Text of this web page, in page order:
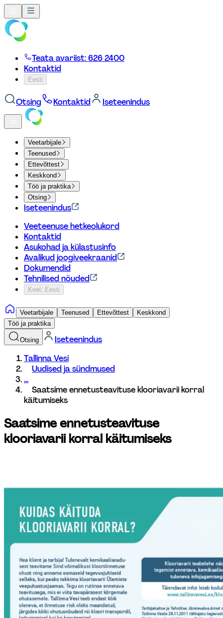
Teata avariist: 626 2400
Kontaktid
Eesti
Otsing Kontaktid Iseteenindus
Veetarbijale
Teenused
Ettevõttest
Keskkond
Töö ja praktika
Otsing
Iseteenindus
Veeteenuse hetkeolukord
Kontaktid
Asukohad ja külastusinfo
Avalikud joogiveekraanid
Dokumendid
Tehnilised nõuded
Keel: Eesti
Veetarbijale Teenused Ettevõttest
Keskkond
Töö ja praktika
Otsing
Iseteenindus
Tallinna Vesi
Uudised ja sündmused
...
Saatsime ennetusteavituse klooriavarii korral
käitumiseks
Saatsime ennetusteavituse
klooriavarii korral käitumiseks